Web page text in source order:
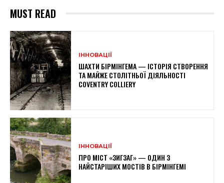
MUST READ
ІННОВАЦІЇ
ШАХТИ БІРМІНГЕМА — ІСТОРІЯ СТВОРЕННЯ
ТА МАЙЖЕ СТОЛІТНЬОЇ ДІЯЛЬНОСТІ
COVENTRY COLLIERY
ІННОВАЦІЇ
ПРО МІСТ «ЗИГЗАГ» — ОДИН З
НАЙСТАРІШИХ МОСТІВ В БІРМІНГЕМІ